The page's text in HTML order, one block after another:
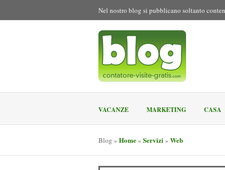
Nel nostro blog si pubblicano soltanto
VACANZE MARKETING CASA
Blog » Home» Servizi» Web